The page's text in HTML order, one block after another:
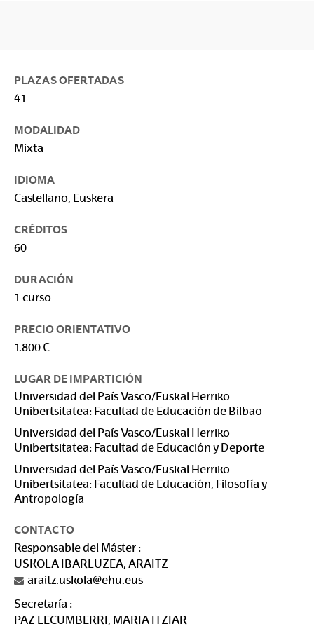
PLAZAS OFERTADAS
41
MODALIDAD
Mixta
IDIOMA
Castellano, Euskera
CRÉDITOS
60
DURACIÓN
1 curso
PRECIO ORIENTATIVO
1.800 €
LUGAR DE IMPARTICIÓN
Universidad del País Vasco/Euskal Herriko
Unibertsitatea: Facultad de Educación de Bilbao
Universidad del País Vasco/Euskal Herriko
Unibertsitatea: Facultad de Educación y Deporte
Universidad del País Vasco/Euskal Herriko
Unibertsitatea: Facultad de Educación, Filosofía y
Antropología
CONTACTO
Responsable del Máster :
USKOLA IBARLUZEA, ARAITZ
araitz.uskola@ehu.eus
Secretaría :
PAZ LECUMBERRI, MARIA ITZIAR